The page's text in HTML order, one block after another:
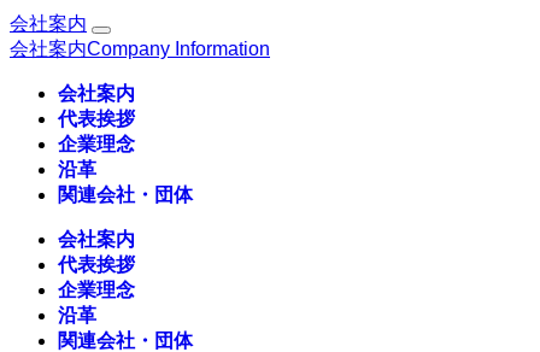
会社案内
会社案内Company Information
会社案内
代表挨拶
企業理念
沿革
関連会社・団体
会社案内
代表挨拶
企業理念
沿革
関連会社・団体